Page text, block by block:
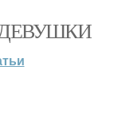
ДЕВУШКИ